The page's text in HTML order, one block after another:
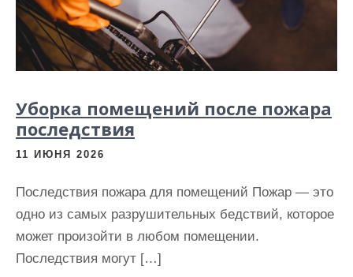
Уборка помещений после пожара
последствия
11 ИЮНЯ 2026
Последствия пожара для помещений Пожар — это
одно из самых разрушительных бедствий, которое
может произойти в любом помещении.
Последствия могут […]